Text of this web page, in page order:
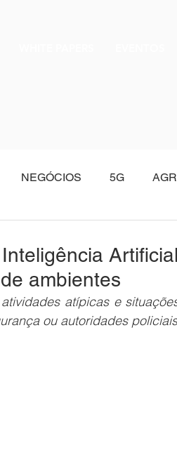
NEGÓCIOS 5G
ambientes
atípicas e
ou autoridades